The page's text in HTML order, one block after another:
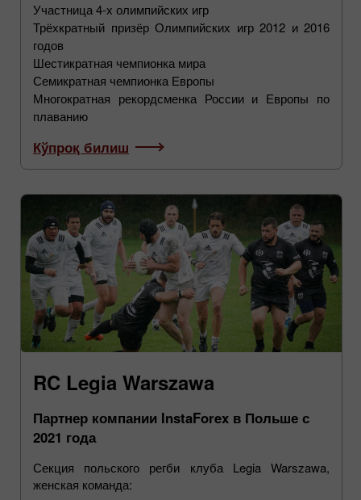
Участница 4-х олимпийских игр
Трёхкратный призёр Олимпийских игр 2012 и 2016
годов
Шестикратная чемпионка мира
Семикратная чемпионка Европы
Многократная рекордсменка России и Европы по
плаванию
Кўпроқ билиш
RC Legia Warszawa
Партнер компании InstaForex в Польше с
2021 года
Секция польского регби клуба Legia Warszawa,
женская команда: